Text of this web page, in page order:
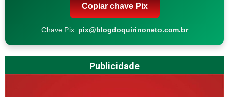
Copiar chave Pix
Chave Pix: pix@blogdoquirinoneto.com.br
Publicidade